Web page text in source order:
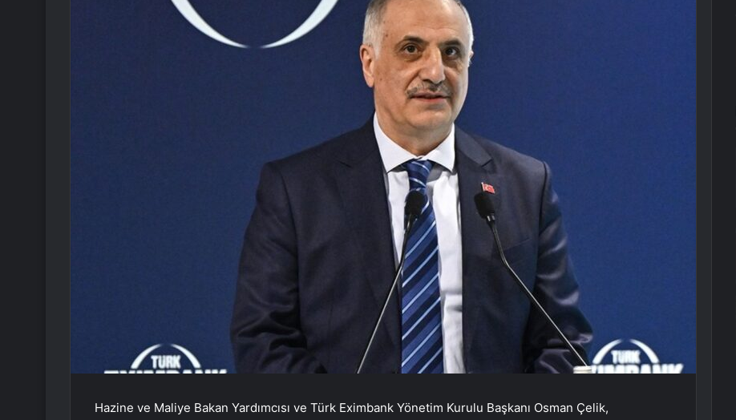
Hazine ve Maliye Bakan Yardımcısı ve Türk Eximbank Yönetim Kurulu Başkanı Osman Çelik,